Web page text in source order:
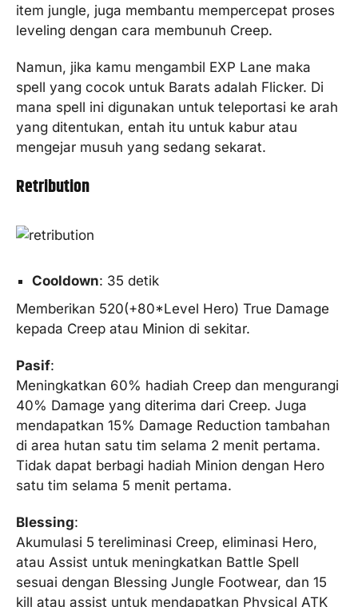
item jungle, juga membantu mempercepat proses
leveling dengan cara membunuh Creep.
Namun, jika kamu mengambil EXP Lane maka
spell yang cocok untuk Barats adalah Flicker. Di
mana spell ini digunakan untuk teleportasi ke arah
yang ditentukan, entah itu untuk kabur atau
mengejar musuh yang sedang sekarat.
Retribution
Cooldown: 35 detik
Memberikan 520(+80*Level Hero) True Damage
kepada Creep atau Minion di sekitar.
Pasif:
Meningkatkan 60% hadiah Creep dan mengurangi
40% Damage yang diterima dari Creep. Juga
mendapatkan 15% Damage Reduction tambahan
di area hutan satu tim selama 2 menit pertama.
Tidak dapat berbagi hadiah Minion dengan Hero
satu tim selama 5 menit pertama.
Blessing:
Akumulasi 5 tereliminasi Creep, eliminasi Hero,
atau Assist untuk meningkatkan Battle Spell
sesuai dengan Blessing Jungle Footwear, dan 15
kill atau assist untuk mendapatkan Physical ATK